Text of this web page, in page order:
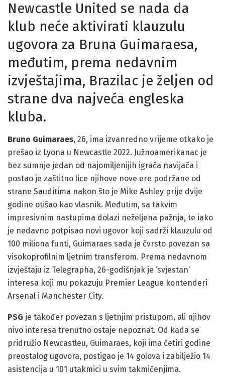
Newcastle United se nada da
klub neće aktivirati klauzulu
ugovora za Bruna Guimaraesa,
međutim, prema nedavnim
izvještajima, Brazilac je željen od
strane dva najveća engleska
kluba.
Bruno Guimaraes, 26, ima izvanredno vrijeme otkako je
prešao iz Lyona u Newcastle 2022. Južnoamerikanac je
bez sumnje jedan od najomiljenijih igrača navijača i
postao je zaštitno lice njihove nove ere podržane od
strane Sauditima nakon što je Mike Ashley prije dvije
godine otišao kao vlasnik. Međutim, sa takvim
impresivnim nastupima dolazi neželjena pažnja, te iako
je nedavno potpisao novi ugovor koji sadrži klauzulu od
100 miliona funti, Guimaraes sada je čvrsto povezan sa
visokoprofilnim ljetnim transferom. Prema nedavnom
izvještaju iz Telegrapha, 26-godišnjak je ‘svjestan’
interesa koji mu pokazuju Premier League kontenderi
Arsenal i Manchester City.
PSG je također povezan s ljetnjim pristupom, ali njihov
nivo interesa trenutno ostaje nepoznat. Od kada se
pridružio Newcastleu, Guimaraes, koji ima četiri godine
preostalog ugovora, postigao je 14 golova i zabilježio 14
asistencija u 101 utakmici u svim takmičenjima.